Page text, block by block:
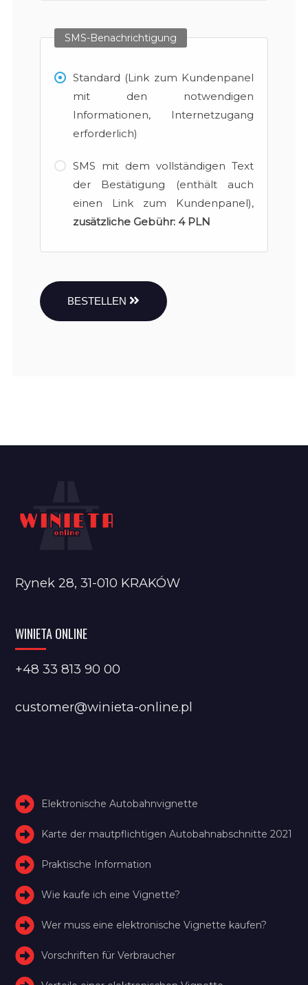
SMS-Benachrichtigung
Standard (Link zum Kundenpanel
mit den notwendigen
Informationen, Internetzugang
erforderlich)
SMS mit dem vollständigen Text
der Bestätigung (enthält auch
einen Link zum Kundenpanel),
zusätzliche Gebühr: 4 PLN
BESTELLEN
Rynek 28, 31-010 KRAKÓW
WINIETA ONLINE
+48 33 813 90 00
customer@winieta-online.pl
Elektronische Autobahnvignette
Karte der mautpflichtigen Autobahnabschnitte 2021
Praktische Information
Wie kaufe ich eine Vignette?
Wer muss eine elektronische Vignette kaufen?
Vorschriften für Verbraucher